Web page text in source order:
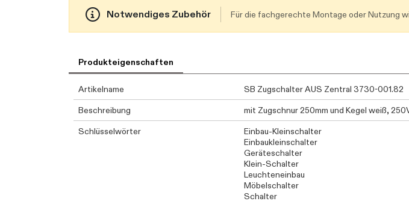
Notwendiges Zubehör Für die fachgerechte Montage oder Nutzung
Produkteigenschaften
Artikelname
SB Zugschalter AUS Zentral 3730-001.82
Beschreibung
mit Zugschnur 250mm und Kegel weiß,
Schlüsselwörter
Einbau-Kleinschalter
Einbaukleinschalter
Geräteschalter
Klein-Schalter
Leuchteneinbau
Möbelschalter
Schalter